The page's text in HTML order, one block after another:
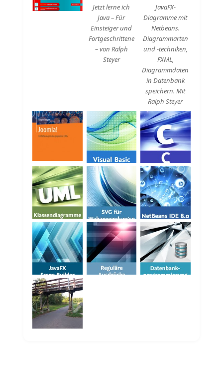
Jetzt lerne ich
Java – Für
Einsteiger und
Fortgeschrittene
– von Ralph
Steyer
JavaFX-
Diagramme mit
Netbeans.
Diagrammarten
und -techniken,
FXML,
Diagrammdaten
in Datenbank
speichern. Mit
Ralph Steyer